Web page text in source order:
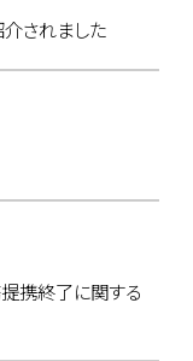
介されました
携終了に関する